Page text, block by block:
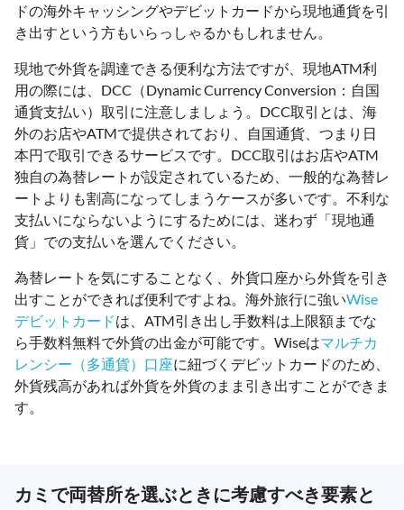
ドの海外キャッシングやデビットカードから現地通貨を引
き出すという方もいらっしゃるかもしれません。
現地で外貨を調達できる便利な方法ですが、現地ATM利
用の際には、DCC（Dynamic Currency Conversion：自国
通貨支払い）取引に注意しましょう。DCC取引とは、海
外のお店やATMで提供されており、自国通貨、つまり日
本円で取引できるサービスです。DCC取引はお店やATM
独自の為替レートが設定されているため、一般的な為替レ
ートよりも割高になってしまうケースが多いです。不利な
支払いにならないようにするためには、迷わず「現地通
貨」での支払いを選んでください。
為替レートを気にすることなく、外貨口座から外貨を引き
出すことができれば便利ですよね。海外旅行に強いWise
デビットカードは、ATM引き出し手数料は上限額までな
ら手数料無料で外貨の出金が可能です。Wiseはマルチカ
レンシー（多通貨）口座に紐づくデビットカードのため、
外貨残高があれば外貨を外貨のまま引き出すことができま
す。
カミで両替所を選ぶときに考慮すべき要素と